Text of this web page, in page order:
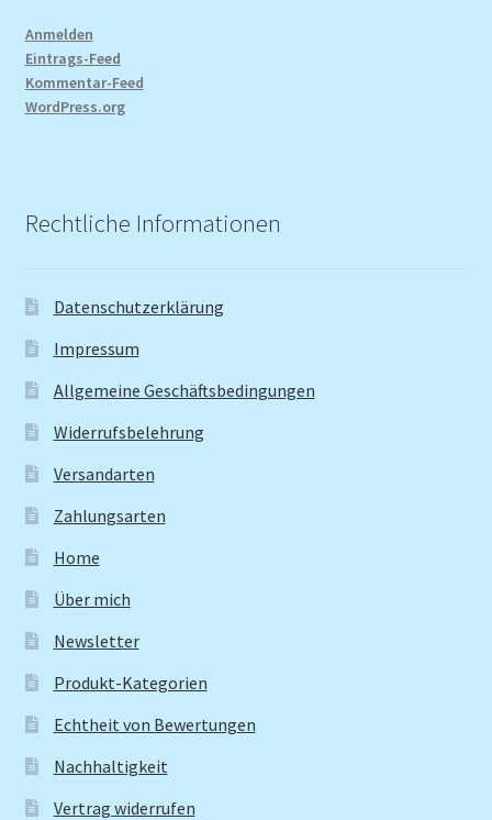
Anmelden
Eintrags-Feed
Kommentar-Feed
WordPress.org
Rechtliche Informationen
Datenschutzerklärung
Impressum
Allgemeine Geschäftsbedingungen
Widerrufsbelehrung
Versandarten
Zahlungsarten
Home
Über mich
Newsletter
Produkt-Kategorien
Echtheit von Bewertungen
Nachhaltigkeit
Vertrag widerrufen